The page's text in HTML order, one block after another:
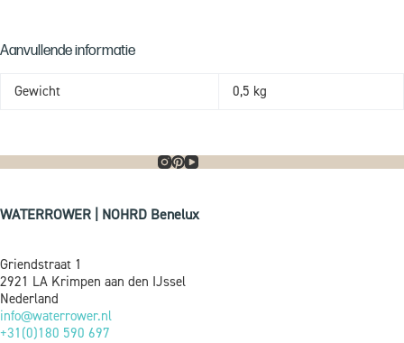
Aanvullende informatie
Gewicht 0,5 kg
WATERROWER | NOHRD Benelux
Griendstraat 1
2921 LA Krimpen aan den IJssel
Nederland
info@waterrower.nl
+31(0)180 590 697